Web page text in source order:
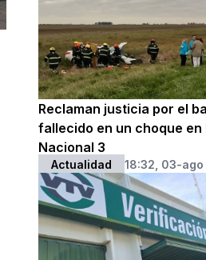
Reclaman justicia por el
fallecido en un choque en
Nacional 3
Actualidad 18:32, 03-ago